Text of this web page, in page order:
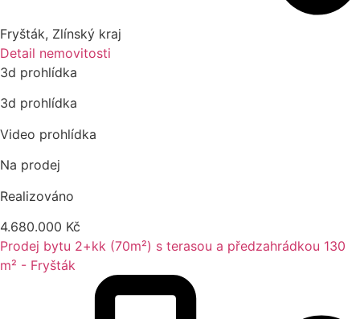
Fryšták, Zlínský kraj
Detail nemovitosti
3d prohlídka
3d prohlídka
Video prohlídka
Na prodej
Realizováno
4.680.000 Kč
Prodej bytu 2+kk (70m²) s terasou a předzahrádkou 130
m² - Fryšták